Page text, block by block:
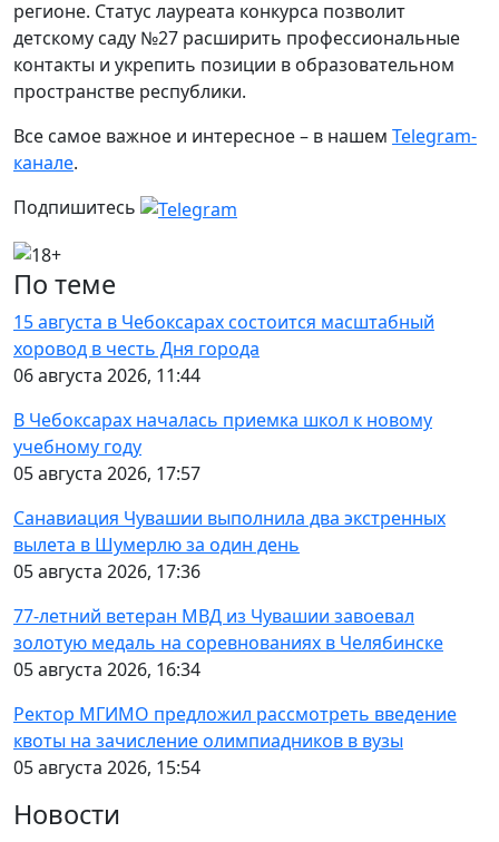
регионе. Статус лауреата конкурса позволит
детскому саду №27 расширить профессиональные
контакты и укрепить позиции в образовательном
пространстве республики.
Все самое важное и интересное – в нашем Telegram-
канале.
Подпишитесь
По теме
15 августа в Чебоксарах состоится масштабный
хоровод в честь Дня города
06 августа 2026, 11:44
В Чебоксарах началась приемка школ к новому
учебному году
05 августа 2026, 17:57
Санавиация Чувашии выполнила два экстренных
вылета в Шумерлю за один день
05 августа 2026, 17:36
77-летний ветеран МВД из Чувашии завоевал
золотую медаль на соревнованиях в Челябинске
05 августа 2026, 16:34
Ректор МГИМО предложил рассмотреть введение
квоты на зачисление олимпиадников в вузы
05 августа 2026, 15:54
Новости